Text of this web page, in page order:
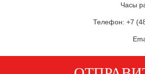
Часы
Телефон: +7